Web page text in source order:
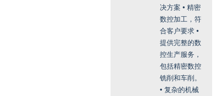
决方案 • 精密
数控加工，符
合客户要求 •
提供完整的数
控生产服务，
包括精密数控
铣削和车削。
• 复杂的机械